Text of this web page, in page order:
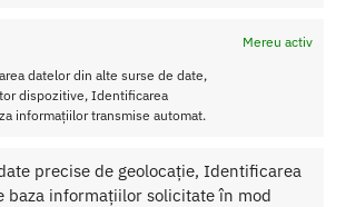
Mereu activ
datelor din alte surse de date,
dispozitive, Identificarea
informațiilor transmise automat.
precise de geolocație, Identificarea
baza informațiilor solicitate în mod